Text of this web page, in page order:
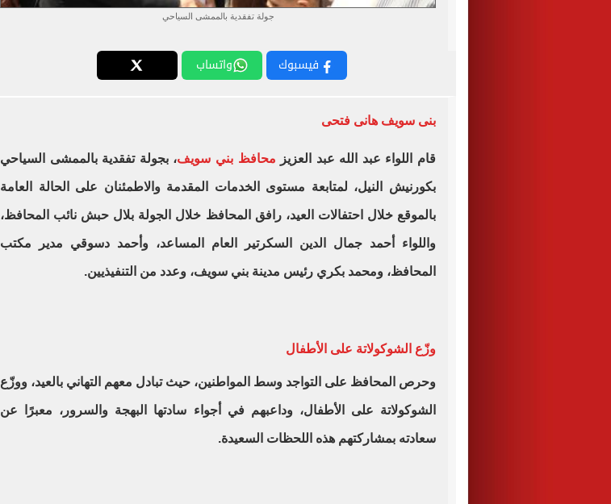
جولة تفقدية بالممشى السياحي
فيسبوك واتساب
بنى سويف هانى فتحى
قام اللواء عبد الله عبد العزيز محافظ بني سويف، بجولة تفقدية بالممشى السياحي
بكورنيش النيل، لمتابعة مستوى الخدمات المقدمة والاطمئنان على الحالة العامة
بالموقع خلال احتفالات العيد، رافق المحافظ خلال الجولة بلال حبش نائب المحافظ،
واللواء أحمد جمال الدين السكرتير العام المساعد، وأحمد دسوقي مدير مكتب
المحافظ، ومحمد بكري رئيس مدينة بني سويف، وعدد من التنفيذيين.
وزّع الشوكولاتة على الأطفال
وحرص المحافظ على التواجد وسط المواطنين، حيث تبادل معهم التهاني بالعيد، ووزّع
الشوكولاتة على الأطفال، وداعبهم في أجواء سادتها البهجة والسرور، معبرًا عن
سعادته بمشاركتهم هذه اللحظات السعيدة.